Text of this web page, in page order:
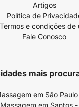
Artigos
Política de
Termos e condições de
Fale Conosco
mais
em São
Massagem em Santos -